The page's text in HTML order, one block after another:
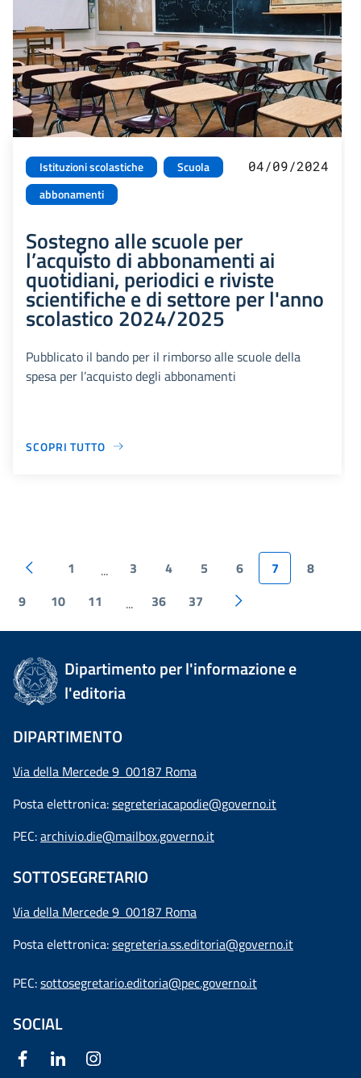
Istituzioni scolastiche
Scuola
abbonamenti
04/09/2024
Sostegno alle scuole per
l’acquisto di abbonamenti ai
quotidiani, periodici e riviste
scientifiche e di settore per l'anno
scolastico 2024/2025
Pubblicato il bando per il rimborso alle scuole della
spesa per l’acquisto degli abbonamenti
SCOPRI TUTTO
1 ... 3 4 5 6 7
8
9
10 11 ... 36 37
Dipartimento per l'informazione e
l'editoria
DIPARTIMENTO
Via della Mercede 9 00187 Roma
Posta elettronica:segreteriacapodie@governo.it
PEC:archivio.die@mailbox.governo.it
SOTTOSEGRETARIO
Via della Mercede 9 00187 Roma
Posta elettronica:segreteria.ss.editoria@governo.it
PEC:sottosegretario.editoria@pec.governo.it
SOCIAL